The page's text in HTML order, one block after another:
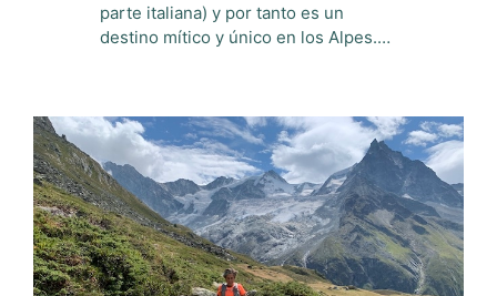
parte italiana) y por tanto es un
destino mítico y único en los Alpes.…